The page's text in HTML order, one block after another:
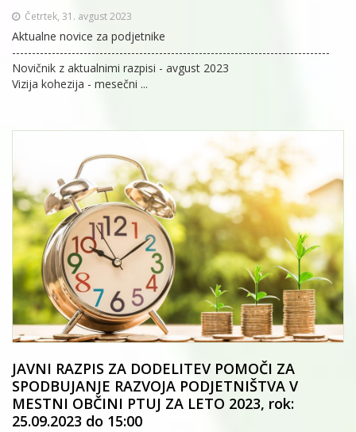
Četrtek, 31. avgust 2023
Aktualne novice za podjetnike
--------------------------------------------------------------------------------
Novičnik z aktualnimi razpisi - avgust 2023
Vizija kohezija - mesečni ...
JAVNI RAZPIS ZA DODELITEV POMOČI ZA
SPODBUJANJE RAZVOJA PODJETNIŠTVA V
MESTNI OBČINI PTUJ ZA LETO 2023, rok:
25.09.2023 do 15:00